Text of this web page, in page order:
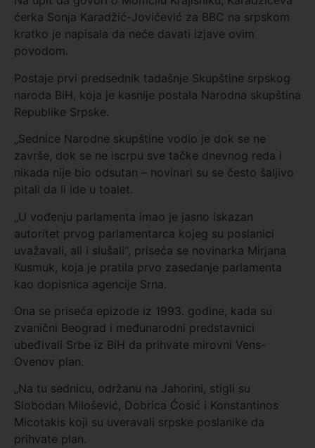
ćerka Sonja Karadžić-Jovičević za BBC na srpskom
kratko je napisala da neće davati izjave ovim
povodom.
Postaje prvi predsednik tadašnje Skupštine srpskog
naroda BiH, koja je kasnije postala Narodna skupština
Republike Srpske.
„Sednice Narodne skupštine vodio je dok se ne
završe, dok se ne iscrpu sve tačke dnevnog reda i
nikada nije bio odsutan – novinari su se često šaljivo
pitali da li ide u toalet.
„U vođenju parlamenta imao je jasno iskazan
autoritet prvog parlamentarca kojeg su poslanici
uvažavali, ali i slušali“, priseća se novinarka Mirjana
Kusmuk, koja je pratila prvo zasedanje parlamenta
kao dopisnica agencije Srna.
Ona se priseća epizode iz 1993. godine, kada su
zvanični Beograd i međunarodni predstavnici
ubeđivali Srbe iz BiH da prihvate mirovni Vens-
Ovenov plan.
„Na tu sednicu, održanu na Jahorini, stigli su
Slobodan Milošević, Dobrica Ćosić i Konstantinos
Micotakis koji su uveravali srpske poslanike da
prihvate plan.